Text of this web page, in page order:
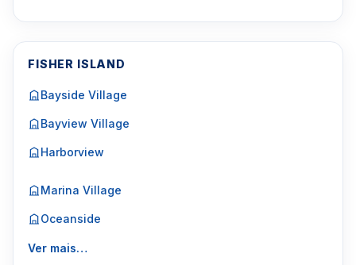
FISHER ISLAND
Bayside Village
Bayview Village
Harborview
Marina Village
Oceanside
Ver mais…